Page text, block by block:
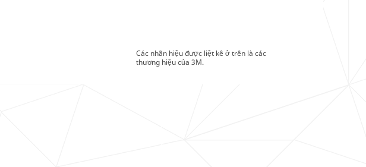
Các nhãn hiệu được liệt kê ở trên là các
thương hiệu của 3M.